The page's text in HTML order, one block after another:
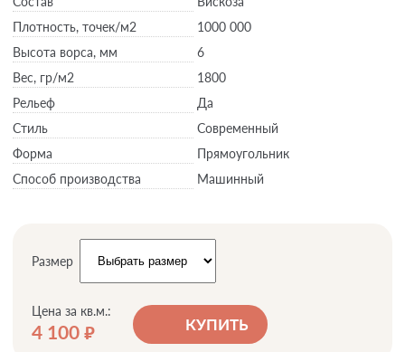
Плотность, точек/м2
1000 000
Высота ворса, мм
6
Вес, гр/м2
1800
Рельеф
Да
Стиль
Современный
Форма
Прямоугольник
Способ производства
Машинный
Размер
Цена за кв.м.:
4 100 руб. КУПИТЬ